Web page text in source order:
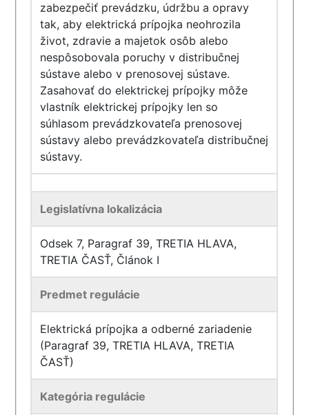
zabezpečiť prevádzku, údržbu a opravy
tak, aby elektrická prípojka neohrozila
život, zdravie a majetok osôb alebo
nespôsobovala poruchy v distribučnej
sústave alebo v prenosovej sústave.
Zasahovať do elektrickej prípojky môže
vlastník elektrickej prípojky len so
súhlasom prevádzkovateľa prenosovej
sústavy alebo prevádzkovateľa distribučnej
sústavy.
Legislatívna lokalizácia
Odsek 7, Paragraf 39, TRETIA HLAVA,
TRETIA ČASŤ, Článok I
Predmet regulácie
Elektrická prípojka a odberné zariadenie
(Paragraf 39, TRETIA HLAVA, TRETIA
ČASŤ)
Kategória regulácie